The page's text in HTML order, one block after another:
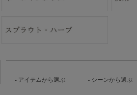
アイテムから選ぶ シーンから選ぶ